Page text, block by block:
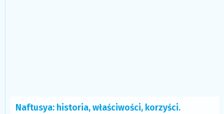
Naftusya: historia, właściwości, korzyści.